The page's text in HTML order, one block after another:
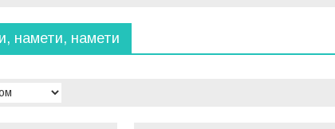
намети, намети